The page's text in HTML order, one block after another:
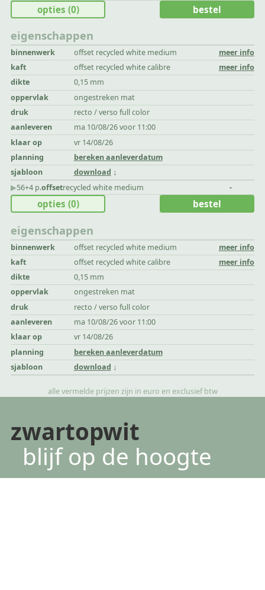
eigenschappen
binnenwerk offset recycled white medium
meer info
kaft
offset recycled white calibre
meer info
dikte
0,15 mm
oppervlak
ongestreken mat
druk
recto / verso full color
aanleveren
ma 10/08/26 voor 11:00
klaar op
vr 14/08/26
planning
bereken aanleverdatum
sjabloon
download
opties (0) bestel
▶︎56+4 p.offsetrecycled white medium -
eigenschappen
binnenwerk offset recycled white medium
meer info
kaft
offset recycled white calibre
meer info
dikte
0,15 mm
oppervlak
ongestreken mat
druk
recto / verso full color
aanleveren
ma 10/08/26 voor 11:00
klaar op
vr 14/08/26
planning
bereken aanleverdatum
sjabloon
download
opties (0) bestel
alle vermelde prijzen zijn in euro en exclusief btw
zwartopwit
blijf op de hoogte